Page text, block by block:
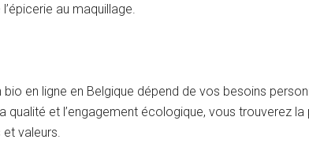
au maquillage.
bio en ligne en Belgique dépend de vos besoins
qualité et l’engagement écologique, vous trouverez
valeurs.